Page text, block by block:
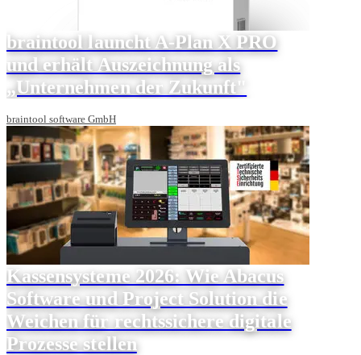
braintool launcht A-Plan X PRO
und erhält Auszeichnung als
„Unternehmen der Zukunft"
braintool software GmbH
Kassensysteme 2026: Wie Abacus
Software und Project Solution die
Weichen für rechtssichere digitale
Prozesse stellen